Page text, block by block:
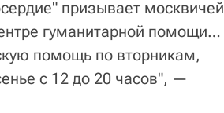
призывает москвичей
гуманитарной помощи…
помощь по вторникам,
с 12 до 20 часов", —